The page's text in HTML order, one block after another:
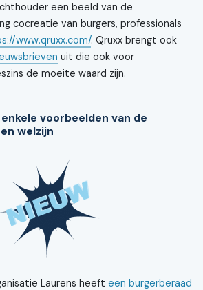
een beeld van de
cocreatie van burgers, professionals
www.qruxx.com/. Qruxx brengt ook
uit die ook voor
de moeite waard zijn.
voorbeelden van de
welzijn
Laurens heeft een burgerberaad